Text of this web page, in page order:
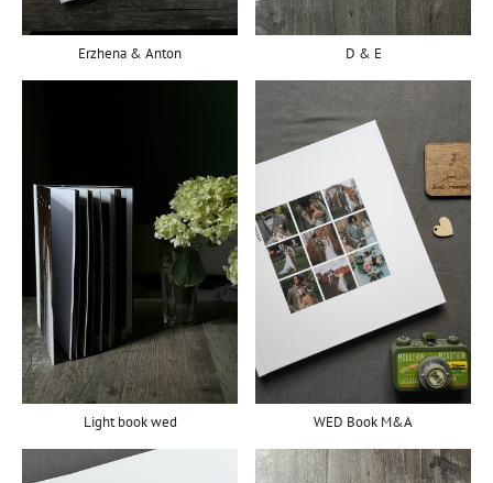
Erzhena & Anton D & E
Light book wed WED Book M&A